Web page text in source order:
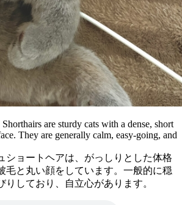
are sturdy cats with a dense, short
They are generally calm, easy-going, and
ショートヘアは、がっしりとした体格
毛と丸い顔をしています。一般的に穏
りしており、自立心があります。